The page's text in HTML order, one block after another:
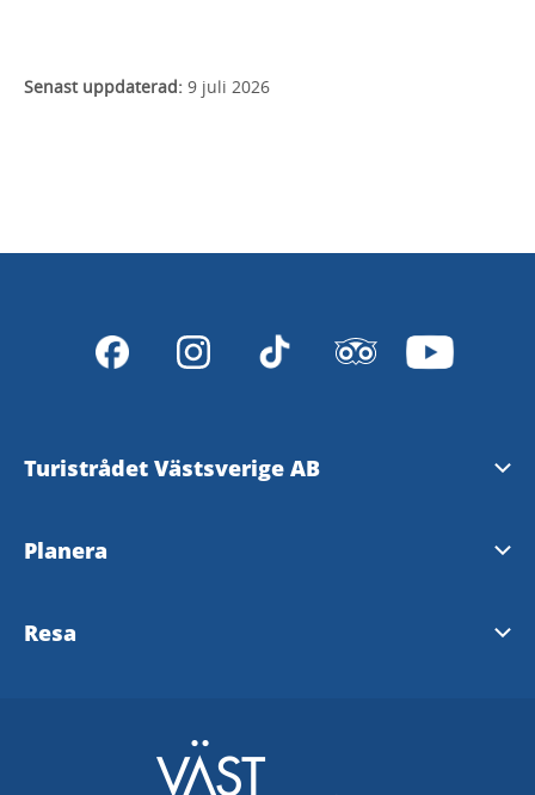
Senast uppdaterad: 9 juli 2026
Turistrådet Västsverige AB
Tipsa om evenemang
Turistrådet Västsverige AB
Planera
Nyhetsbrev från Västsverige
Tillgänglighetsguide - TD
Resa